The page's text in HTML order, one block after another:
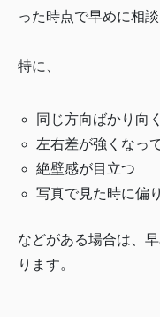
った時点で早めに相
特に、
同じ方向ばかり向く
左右差が強くなっ
絶壁感が目立つ
写真で見た時に偏
などがある場合は、
ります。